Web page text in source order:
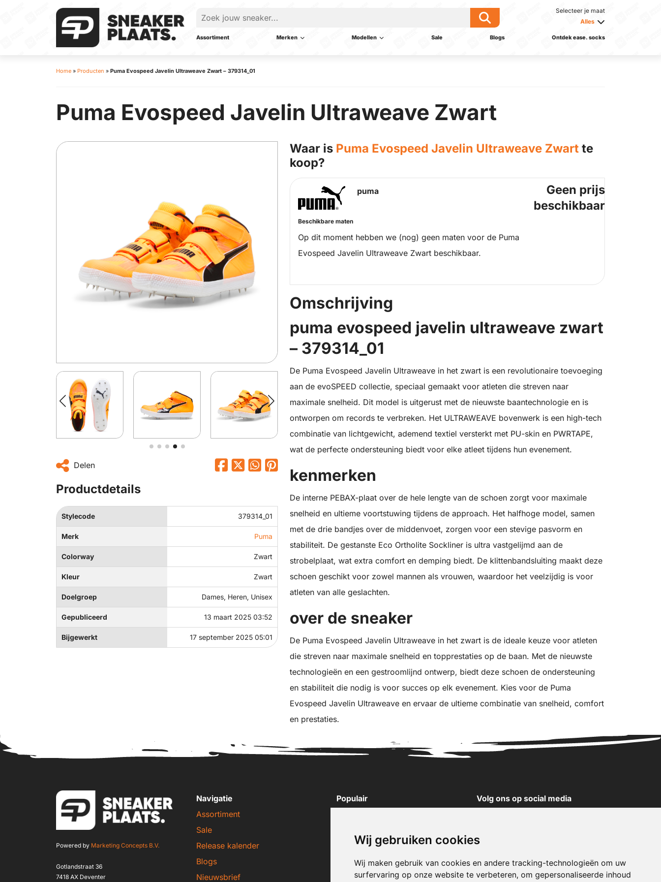
Wij gebruiken cookies
Wij maken gebruik van cookies en andere tracking-technologieën om uw
surfervaring op onze website te verbeteren, om gepersonaliseerde inhoud
Selecteer je maat
Alles
Assortiment Merken Modellen Sale Blogs Ontdek ease. socks
Home » Producten » Puma Evospeed Javelin Ultraweave Zwart – 379314_01
Puma Evospeed Javelin Ultraweave Zwart
Delen
Productdetails
Stylecode 379314_01
Merk Puma
Colorway Zwart
Kleur Zwart
Doelgroep Dames, Heren, Unisex
Gepubliceerd 13 maart 2025 03:52
Bijgewerkt 17 september 2025 05:01
Waar is Puma Evospeed Javelin Ultraweave Zwart te
koop?
puma
Beschikbare maten
Op dit moment hebben we (nog) geen maten voor de Puma
Evospeed Javelin Ultraweave Zwart beschikbaar.
Geen prijs
beschikbaar
Omschrijving
puma evospeed javelin ultraweave zwart
– 379314_01
De Puma Evospeed Javelin Ultraweave in het zwart is een revolutionaire toevoeging
aan de evoSPEED collectie, speciaal gemaakt voor atleten die streven naar
maximale snelheid. Dit model is uitgerust met de nieuwste baantechnologie en is
ontworpen om records te verbreken. Het ULTRAWEAVE bovenwerk is een high-tech
combinatie van lichtgewicht, ademend textiel versterkt met PU-skin en PWRTAPE,
wat de perfecte ondersteuning biedt voor elke atleet tijdens hun evenement.
kenmerken
De interne PEBAX-plaat over de hele lengte van de schoen zorgt voor maximale
snelheid en ultieme voortstuwing tijdens de approach. Het halfhoge model, samen
met de drie bandjes over de middenvoet, zorgen voor een stevige pasvorm en
stabiliteit. De gestanste Eco Ortholite Sockliner is ultra vastgelijmd aan de
strobelplaat, wat extra comfort en demping biedt. De klittenbandsluiting maakt deze
schoen geschikt voor zowel mannen als vrouwen, waardoor het veelzijdig is voor
atleten van alle geslachten.
over de sneaker
De Puma Evospeed Javelin Ultraweave in het zwart is de ideale keuze voor atleten
die streven naar maximale snelheid en topprestaties op de baan. Met de nieuwste
technologieën en een gestroomlijnd ontwerp, biedt deze schoen de ondersteuning
en stabiliteit die nodig is voor succes op elk evenement. Kies voor de Puma
Evospeed Javelin Ultraweave en ervaar de ultieme combinatie van snelheid, comfort
en prestaties.
Powered by Marketing Concepts B.V.
Gotlandstraat 36
7418 AX Deventer
Navigatie
Assortiment
Sale
Release kalender
Blogs
Nieuwsbrief
Populair
New Balance sneakers
Puma sneakers
Converse sneakers
Volg ons op social media
X
Pinterest